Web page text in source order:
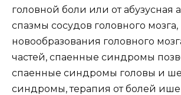
головной боли или от абузусная
спазмы сосудов головного мозга,
новообразования головного
частей, спаенные синдромы
спаенные синдромы головы и
синдромы, терапия от болей